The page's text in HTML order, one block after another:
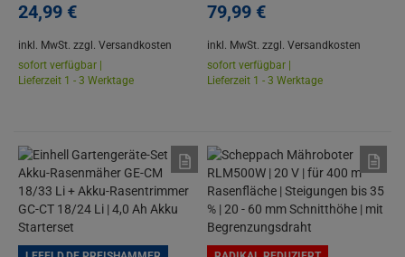
24,99 €
inkl. MwSt. zzgl. Versandkosten
sofort verfügbar |
Lieferzeit 1 - 3 Werktage
79,99 €
inkl. MwSt. zzgl. Versandkosten
sofort verfügbar |
Lieferzeit 1 - 3 Werktage